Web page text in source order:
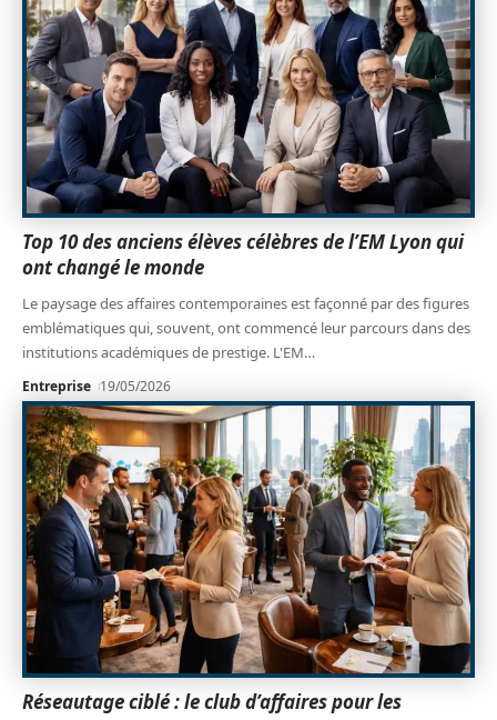
Top 10 des anciens élèves célèbres de l’EM Lyon qui
ont changé le monde
Le paysage des affaires contemporaines est façonné par des figures
emblématiques qui, souvent, ont commencé leur parcours dans des
institutions académiques de prestige. L'EM…
Entreprise 19/05/2026
Réseautage ciblé : le club d’affaires pour les